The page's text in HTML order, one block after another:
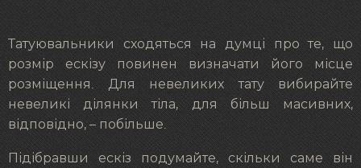
Татуювальники сходяться на думці про те, що
розмір ескізу повинен визначати його місце
розміщення. Для невеликих тату вибирайте
невеликі ділянки тіла, для більш масивних,
відповідно, – побільше.
Підібравши ескіз подумайте, скільки саме він